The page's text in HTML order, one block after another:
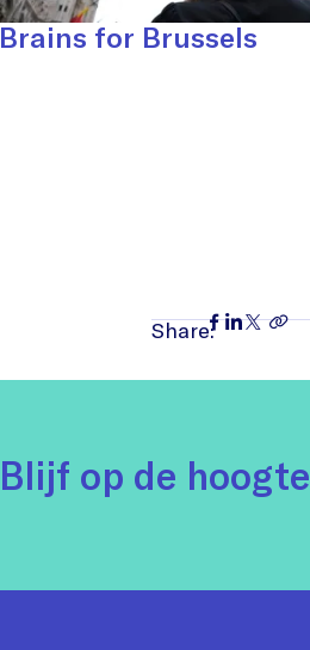
Brains for Brussels
Share:
Blijf op de hoogte